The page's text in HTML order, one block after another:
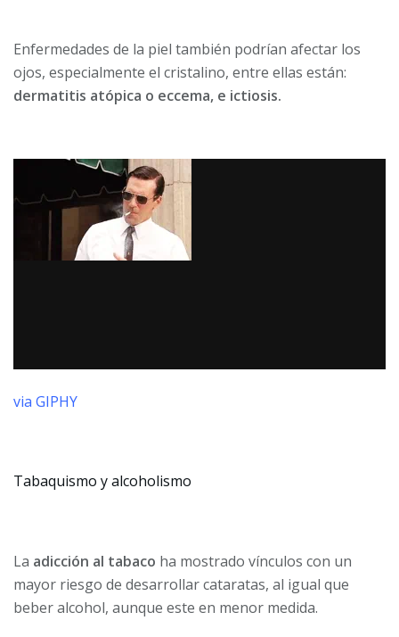
Enfermedades de la piel también podrían afectar los
ojos, especialmente el cristalino, entre ellas están:
dermatitis atópica o eccema, e ictiosis.
via GIPHY
Tabaquismo y alcoholismo
La adicción al tabaco ha mostrado vínculos con un
mayor riesgo de desarrollar cataratas, al igual que
beber alcohol, aunque este en menor medida.